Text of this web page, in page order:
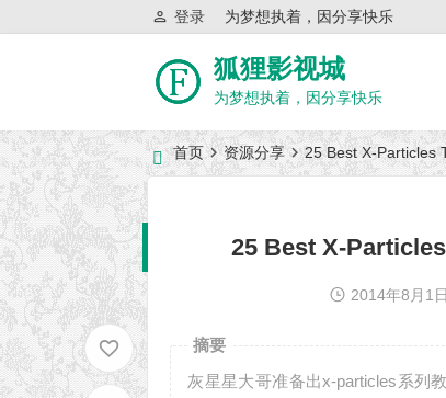
为梦想执着，因分享快乐
登录
狐狸影视城
为梦想执着，因分享快乐
首页 资源分享 25 Best X-Particles
25 Best X-
2014年8月1日
摘要
灰星星大哥准备出x-particles系列